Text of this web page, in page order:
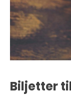
Biljetter